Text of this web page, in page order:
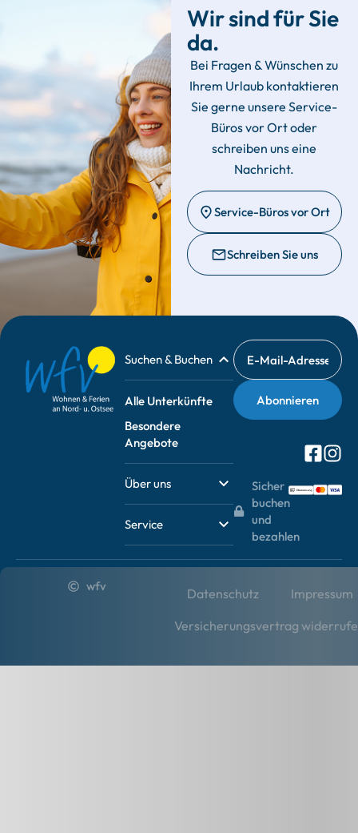
Wir sind für Sie
da.
Bei Fragen & Wünschen zu
Ihrem Urlaub kontaktieren
Sie gerne unsere Service-
Büros vor Ort oder
schreiben uns eine
Nachricht.
Service-Büros vor Ort
Schreiben Sie uns
Suchen & Buchen
Alle Unterkünfte
Besondere
Angebote
Über uns
Service
Sicher
buchen
und
bezahlen
wfv Datenschutz
Impressum
Versicherungsvertrag